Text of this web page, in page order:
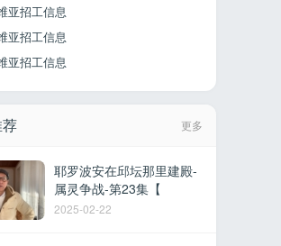
亚招工信息
亚招工信息
亚招工信息
更多
耶罗波安在邱坛那里建殿-
属灵争战-第23集【
2025-02-22